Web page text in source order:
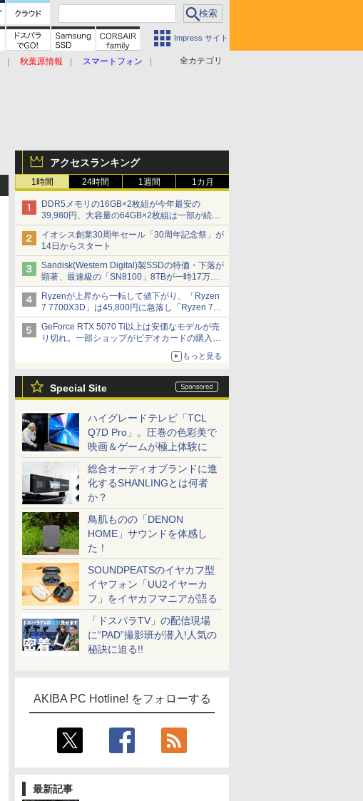
Impress サイト
全カテゴリ
秋葉原情報
スマートフォン
アクセスランキング
1時間 24時間 1週間 1カ月
DDR5メモリの16GB×2枚組が今年最安の
39,980円、大容量の64GB×2枚組は一部が続騰
[8月前半のメモリ価格]
イオシス創業30周年セール「30周年記念祭」が
14日からスタート
Sandisk(Western Digital)製SSDの特価・下落が
顕著、最速級の「SN8100」8TBが一時17万円
割れ [8月前半のSSD価格]
Ryzenが上昇から一転して値下がり、「Ryzen
7 7700X3D」は45,800円に急落し「Ryzen 7
7800X3D」との価格逆転解消 [8月前半のCPU
価格]
GeForce RTX 5070 Ti以上は安価なモデルが売
り切れ。一部ショップがビデオカードの購入制
限を実施したニュースが注目を集める AKIBA
PC Hotline! 先週のアクセスランキング 26年7月
もっと見る
Special Site
ハイグレードテレビ「TCL
Q7D Pro」。圧巻の色彩美で
映画＆ゲームが極上体験に
総合オーディオブランドに進
化するSHANLINGとは何者
か？
鳥肌ものの「DENON
HOME」サウンドを体感し
た！
SOUNDPEATSのイヤカフ型
イヤフォン「UU2イヤーカ
フ」をイヤカフマニアが語る
「ドスパラTV」の配信現場
に“PAD”撮影班が潜入!人気の
秘訣に迫る!!
AKIBA PC Hotline! をフォローする
最新記事